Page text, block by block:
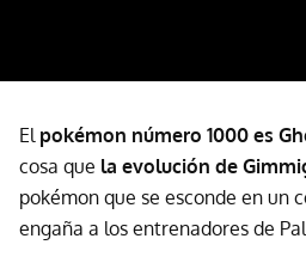
El pokémon número 1000 es
cosa que la evolución de
pokémon que se esconde en un
engaña a los entrenadores de